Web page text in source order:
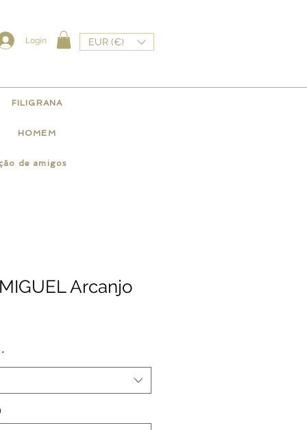
Login EUR (€)
FILIGRANA
HOMEM
de amigos
Arcanjo
*